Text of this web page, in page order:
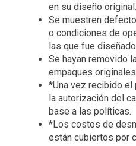
en su diseño original.
Se muestren
o condiciones de
las que fue
Se hayan removido
empaques
*Una vez recibido el
la autorización del
base a las políticas.
*Los costos de
están cubiertos por